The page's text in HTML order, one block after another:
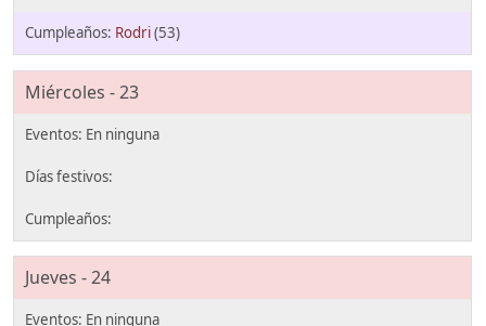
Rodri(53)
Miércoles - 23
Jueves - 24